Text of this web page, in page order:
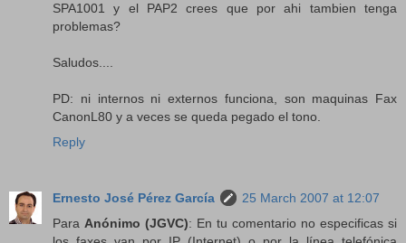
SPA1001 y el PAP2 crees que por ahi tambien tenga
problemas?
Saludos....
PD: ni internos ni externos funciona, son maquinas Fax
CanonL80 y a veces se queda pegado el tono.
Reply
Ernesto José Pérez García
25 March 2007 at 12:07
Para Anónimo (JGVC): En tu comentario no especificas si